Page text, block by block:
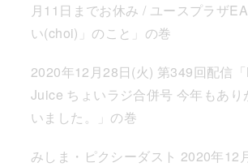
月11日までお休み / ユースプラザ
い(choi)」のこと」の巻
2020年12月28日(火) 第349回配信
Juice ちょいラジ合併号 今年もあり
いました。」の巻
みしま・ピクシーダスト 2020年12